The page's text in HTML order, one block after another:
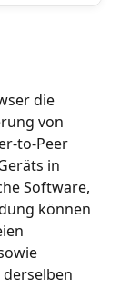
die
von
to-Peer
in
Software,
können
derselben